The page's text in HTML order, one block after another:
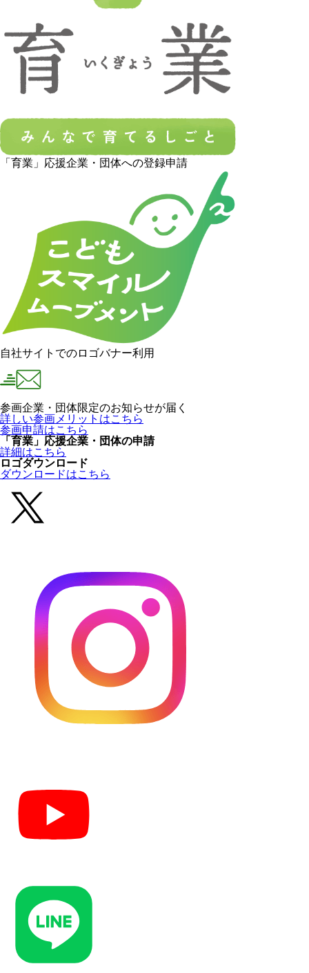
「育業」応援企業・団体への登録申請
自社サイトでのロゴバナー利用
参画企業・団体限定のお知らせが届く
詳しい参画メリットはこちら
参画申請はこちら
「育業」応援企業・団体の申請
詳細はこちら
ロゴダウンロード
ダウンロードはこちら